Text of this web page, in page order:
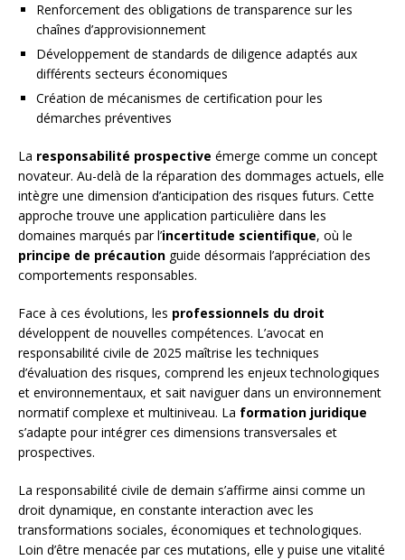
Renforcement des obligations de transparence sur les
chaînes d’approvisionnement
Développement de standards de diligence adaptés aux
différents secteurs économiques
Création de mécanismes de certification pour les
démarches préventives
La responsabilité prospective émerge comme un concept
novateur. Au-delà de la réparation des dommages actuels, elle
intègre une dimension d’anticipation des risques futurs. Cette
approche trouve une application particulière dans les
domaines marqués par l’incertitude scientifique, où le
principe de précaution guide désormais l’appréciation des
comportements responsables.
Face à ces évolutions, les professionnels du droit
développent de nouvelles compétences. L’avocat en
responsabilité civile de 2025 maîtrise les techniques
d’évaluation des risques, comprend les enjeux technologiques
et environnementaux, et sait naviguer dans un environnement
normatif complexe et multiniveau. La formation juridique
s’adapte pour intégrer ces dimensions transversales et
prospectives.
La responsabilité civile de demain s’affirme ainsi comme un
droit dynamique, en constante interaction avec les
transformations sociales, économiques et technologiques.
Loin d’être menacée par ces mutations, elle y puise une vitalité